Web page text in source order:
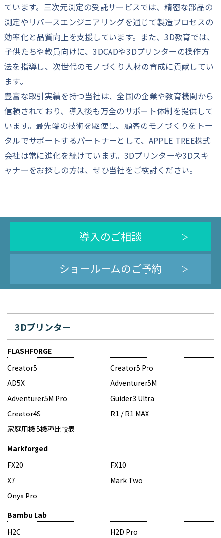
ています。三次元測定の受託サービスでは、精密な部品の
測定やリバースエンジニアリングを通じて製造プロセスの
効率化と品質向上を支援しています。また、3D教育では、
子供たちや教員向けに、3DCADや3Dプリンターの操作方
法を指導し、次世代のモノづくり人材の育成に貢献してい
ます。
豊富な取引実績を持つ当社は、全国の企業や教育機関から
信頼されており、導入後も万全のサポート体制を提供して
います。最先端の技術を駆使し、顧客のモノづくりをトー
タルでサポートするパートナーとして、APPLE TREE株式
会社は常に進化を続けています。3Dプリンターや3Dスキ
ャナーをお探しの方は、ぜひ当社をご検討ください。
導入のご相談
ショールームのご予約
3Dプリンター
FLASHFORGE
Creator5
Creator5 Pro
AD5X
Adventurer5M
Adventurer5M Pro
Guider3 Ultra
Creator4S
R1 / R1 MAX
家庭用機 5機種比較表
Markforged
FX20
FX10
X7
Mark Two
Onyx Pro
Bambu Lab
H2C
H2D Pro